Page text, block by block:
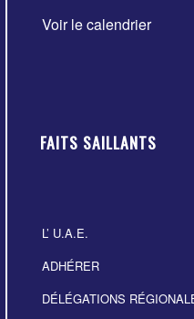
Voir le calendrier
FAITS SAILLANTS
L’ U.A.E.
ADHÉRER
DÉLÉGATIONS